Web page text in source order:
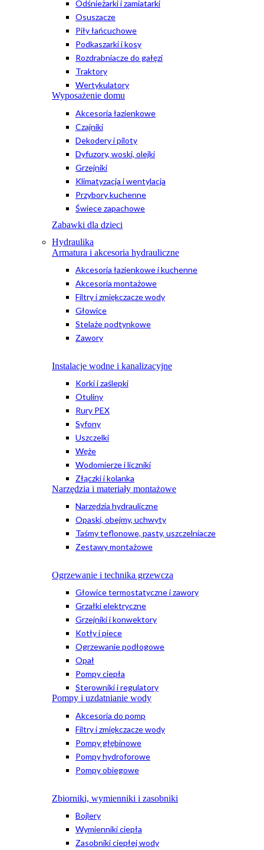
Odśnieżarki i zamiatarki
Osuszacze
Piły łańcuchowe
Podkaszarki i kosy
Rozdrabniacze do gałęzi
Traktory
Wertykulatory
Wyposażenie domu
Akcesoria łazienkowe
Czajniki
Dekodery i piloty
Dyfuzory, woski, olejki
Grzejniki
Klimatyzacja i wentylacja
Przybory kuchenne
Świece zapachowe
Zabawki dla dzieci
Hydraulika
Armatura i akcesoria hydrauliczne
Akcesoria łazienkowe i kuchenne
Akcesoria montażowe
Filtry i zmiękczacze wody
Głowice
Stelaże podtynkowe
Zawory
Instalacje wodne i kanalizacyjne
Korki i zaślepki
Otuliny
Rury PEX
Syfony
Uszczelki
Węże
Wodomierze i liczniki
Złączki i kolanka
Narzędzia i materiały montażowe
Narzędzia hydrauliczne
Opaski, obejmy, uchwyty
Taśmy teflonowe, pasty, uszczelniacze
Zestawy montażowe
Ogrzewanie i technika grzewcza
Głowice termostatyczne i zawory
Grzałki elektryczne
Grzejniki i konwektory
Kotły i piece
Ogrzewanie podłogowe
Opał
Pompy ciepła
Sterowniki i regulatory
Pompy i uzdatnianie wody
Akcesoria do pomp
Filtry i zmiękczacze wody
Pompy głębinowe
Pompy hydroforowe
Pompy obiegowe
Zbiorniki, wymienniki i zasobniki
Bojlery
Wymienniki ciepła
Zasobniki ciepłej wody